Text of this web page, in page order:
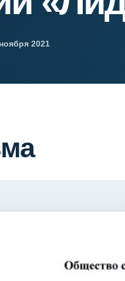
экспертиза
на экспертное заключение
экспертиза
2021